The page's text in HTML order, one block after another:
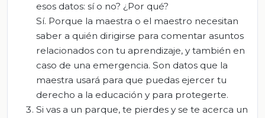
esos datos: sí o no? ¿Por qué?
Sí. Porque la maestra o el maestro necesitan
saber a quién dirigirse para comentar asuntos
relacionados con tu aprendizaje, y también en
caso de una emergencia. Son datos que la
maestra usará para que puedas ejercer tu
derecho a la educación y para protegerte.
Si vas a un parque, te pierdes y se te acerca un